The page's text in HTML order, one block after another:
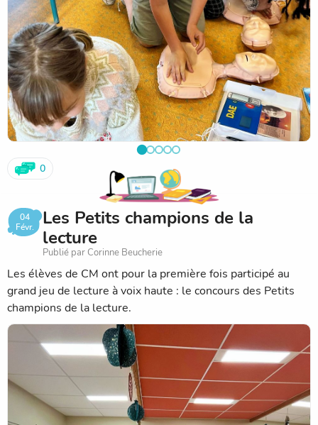
0
04
Févr.
Les Petits champions de la
lecture
Publié par Corinne Beucherie
Les élèves de CM ont pour la première fois participé au
grand jeu de lecture à voix haute : le concours des Petits
champions de la lecture.